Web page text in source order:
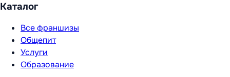
Каталог
Все франшизы
Общепит
Услуги
Образование